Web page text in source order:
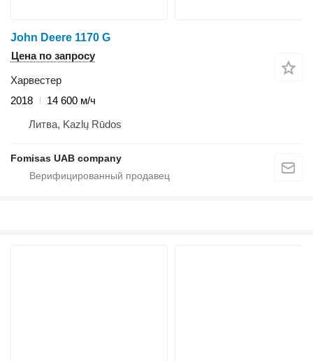
John Deere 1170 G
Цена по запросу
Харвестер
2018
14 600 м/ч
Литва, Kazlų Rūdos
Fomisas UAB company